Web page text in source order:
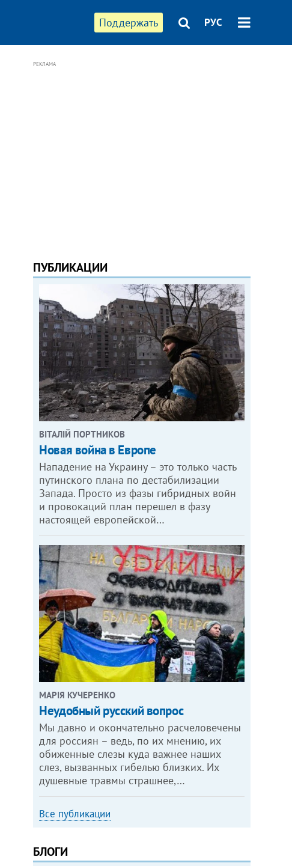
Поддержать РУС
РЕКЛАМА
ПУБЛИКАЦИИ
ВІТАЛІЙ ПОРТНИКОВ
Новая война в Европе
Нападение на Украину – это только часть
путинского плана по дестабилизации
Запада. Просто из фазы гибридных войн
и провокаций план перешел в фазу
настоящей европейской…
МАРІЯ КУЧЕРЕНКО
​Неудобный русский вопрос
Мы давно и окончательно расчеловечены
для россиян – ведь, по их мнению, их
обиженные слезы куда важнее наших
слез, вызванных гибелью близких. Их
душевные травмы страшнее,…
Все публикации
БЛОГИ